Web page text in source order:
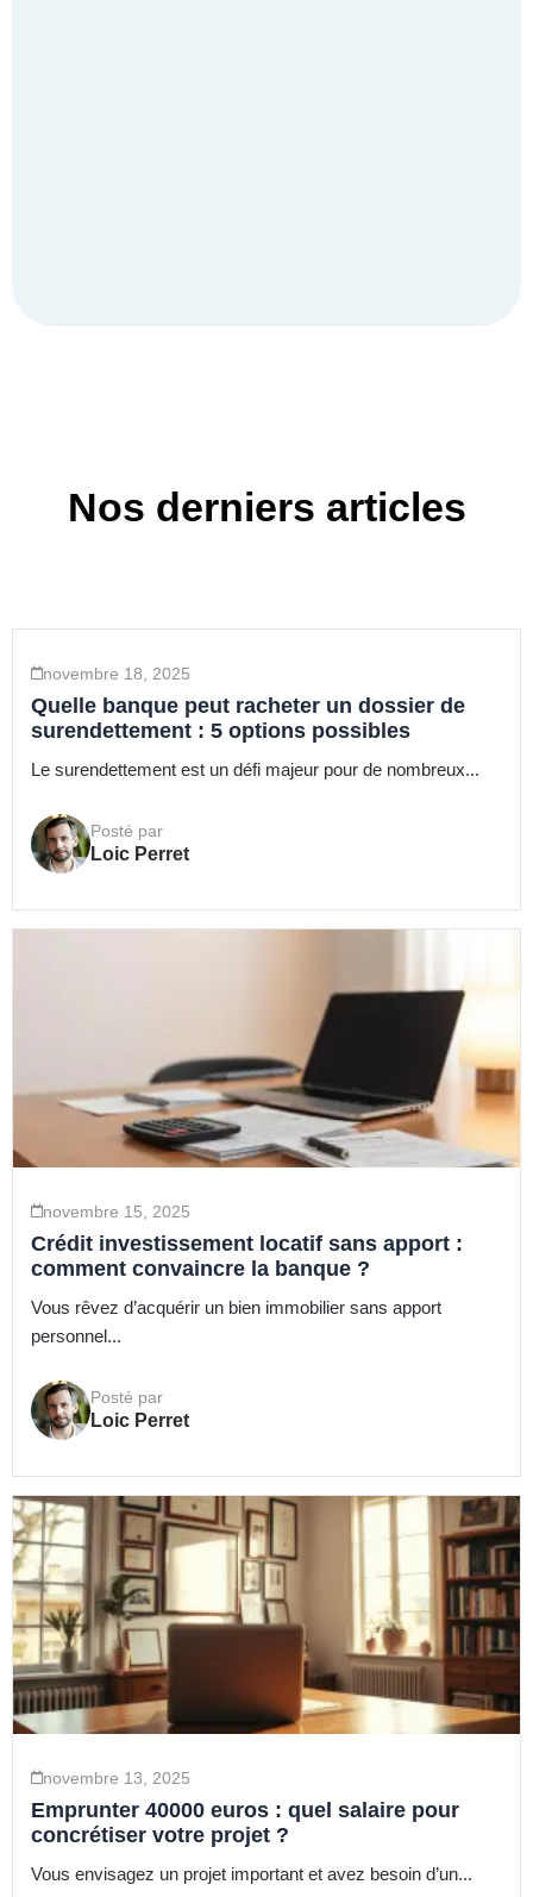
Nos derniers articles
novembre 18, 2025
Quelle banque peut racheter un dossier de
surendettement : 5 options possibles
Le surendettement est un défi majeur pour de nombreux...
Posté par
Loic Perret
novembre 15, 2025
Crédit investissement locatif sans apport :
comment convaincre la banque ?
Vous rêvez d’acquérir un bien immobilier sans apport
personnel...
Posté par
Loic Perret
novembre 13, 2025
Emprunter 40000 euros : quel salaire pour
concrétiser votre projet ?
Vous envisagez un projet important et avez besoin d’un...